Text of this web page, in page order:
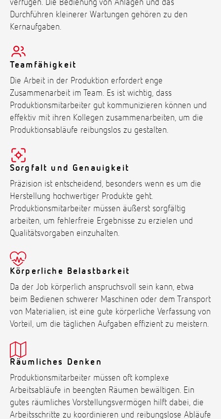
verfügen. Die Bedienung von Anlagen und das
Durchführen kleinerer Wartungen gehören zu den
Kernaufgaben.
Teamfähigkeit
Die Arbeit in der Produktion erfordert enge
Zusammenarbeit im Team. Es ist wichtig, dass
Produktionsmitarbeiter gut kommunizieren können und
effektiv mit ihren Kollegen zusammenarbeiten, um die
Produktionsabläufe reibungslos zu gestalten.
Sorgfalt und Genauigkeit
Präzision ist entscheidend, besonders wenn es um die
Herstellung hochwertiger Produkte geht.
Produktionsmitarbeiter müssen äußerst sorgfältig
arbeiten, um fehlerfreie Ergebnisse zu erzielen und
Qualitätsvorgaben einzuhalten.
Körperliche Belastbarkeit
Da der Job körperlich anspruchsvoll sein kann, etwa
beim Bedienen schwerer Maschinen oder dem Transport
von Materialien, ist eine gute körperliche Verfassung von
Vorteil, um die täglichen Aufgaben effizient zu meistern.
Räumliches Denken
Produktionsmitarbeiter müssen oft komplexe
Arbeitsabläufe in beengten Räumen bewältigen. Ein
gutes räumliches Vorstellungsvermögen hilft dabei, die
Arbeitsschritte zu koordinieren und reibungslose Abläufe